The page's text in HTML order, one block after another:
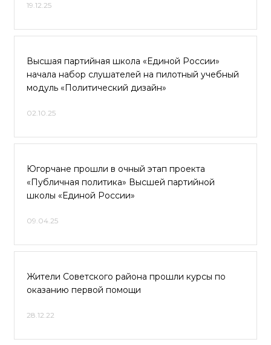
19.12.25
Высшая партийная школа «Единой России»
начала набор слушателей на пилотный учебный
модуль «Политический дизайн»
02.10.25
Югорчане прошли в очный этап проекта
«Публичная политика» Высшей партийной
школы «Единой России»
09.04.25
Жители Советского района прошли курсы по
оказанию первой помощи
28.12.22